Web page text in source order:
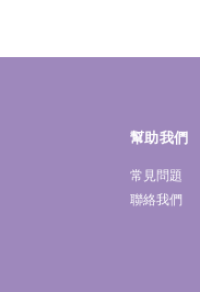
幫助我們
常見問題
聯絡我們